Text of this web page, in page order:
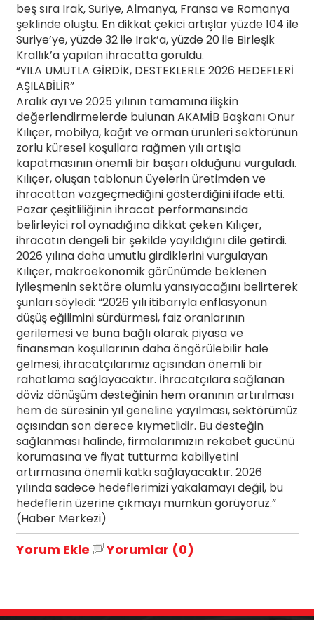
beş sıra Irak, Suriye, Almanya, Fransa ve Romanya
şeklinde oluştu. En dikkat çekici artışlar yüzde 104 ile
Suriye’ye, yüzde 32 ile Irak’a, yüzde 20 ile Birleşik
Krallık’a yapılan ihracatta görüldü.
“YILA UMUTLA GİRDİK, DESTEKLERLE 2026 HEDEFLERİ
AŞILABİLİR”
Aralık ayı ve 2025 yılının tamamına ilişkin
değerlendirmelerde bulunan AKAMİB Başkanı Onur
Kılıçer, mobilya, kağıt ve orman ürünleri sektörünün
zorlu küresel koşullara rağmen yılı artışla
kapatmasının önemli bir başarı olduğunu vurguladı.
Kılıçer, oluşan tablonun üyelerin üretimden ve
ihracattan vazgeçmediğini gösterdiğini ifade etti.
Pazar çeşitliliğinin ihracat performansında
belirleyici rol oynadığına dikkat çeken Kılıçer,
ihracatın dengeli bir şekilde yayıldığını dile getirdi.
2026 yılına daha umutlu girdiklerini vurgulayan
Kılıçer, makroekonomik görünümde beklenen
iyileşmenin sektöre olumlu yansıyacağını belirterek
şunları söyledi: “2026 yılı itibarıyla enflasyonun
düşüş eğilimini sürdürmesi, faiz oranlarının
gerilemesi ve buna bağlı olarak piyasa ve
finansman koşullarının daha öngörülebilir hale
gelmesi, ihracatçılarımız açısından önemli bir
rahatlama sağlayacaktır. İhracatçılara sağlanan
döviz dönüşüm desteğinin hem oranının artırılması
hem de süresinin yıl geneline yayılması, sektörümüz
açısından son derece kıymetlidir. Bu desteğin
sağlanması halinde, firmalarımızın rekabet gücünü
korumasına ve fiyat tutturma kabiliyetini
artırmasına önemli katkı sağlayacaktır. 2026
yılında sadece hedeflerimizi yakalamayı değil, bu
hedeflerin üzerine çıkmayı mümkün görüyoruz.”
(Haber Merkezi)
Yorum Ekle Yorumlar (0)